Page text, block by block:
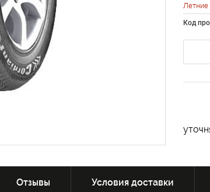
Код
Отзывы Условия доставки